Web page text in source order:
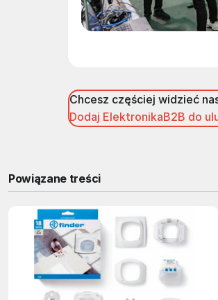
Chcesz częściej widzieć
Dodaj ElektronikaB2B do
Powiązane treści